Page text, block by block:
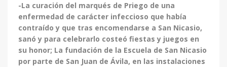
-La curación del marqués de Priego de una
enfermedad de carácter infeccioso que había
contraído y que tras encomendarse a San Nicasio,
sanó y para celebrarlo costeó fiestas y juegos en
su honor; La fundación de la Escuela de San Nicasio
por parte de San Juan de Ávila, en las instalaciones